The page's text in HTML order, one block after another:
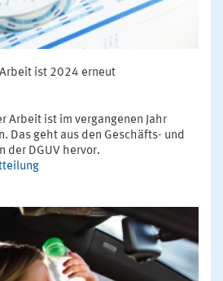
ist 2024 erneut
Arbeit ist im vergangenen Jahr
Das geht aus den Geschäfts- und
der DGUV hervor.